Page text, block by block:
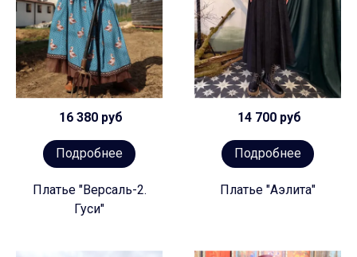
16 380 руб
Подробнее
Платье "Версаль-2.
Гуси"
14 700 руб
Подробнее
Платье "Аэлита"